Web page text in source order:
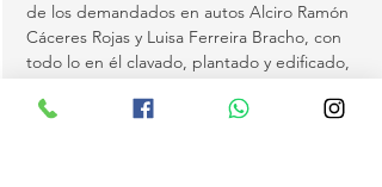
de los demandados en autos Alciro Ramón
Cáceres Rojas y Luisa Ferreira Bracho, con
todo lo en él clavado, plantado y edificado,